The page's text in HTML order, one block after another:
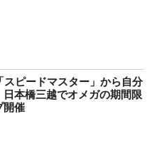
スピードマスター」から自分
日本橋三越でオメガの期間限
開催